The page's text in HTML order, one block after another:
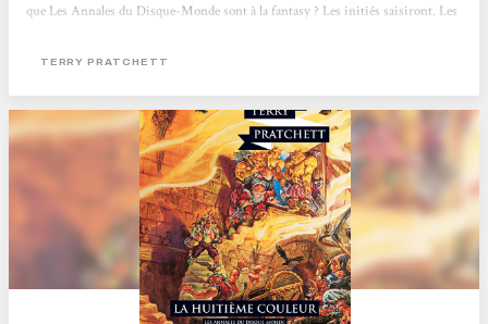
que Les Annales du Disque-Monde sont à la fantasy ? Les initiés saisiront. Les
entre les deux grandes séries humoristiques anglaises a du sens, bien sûr.
des séries...
TERRY PRATCHETT